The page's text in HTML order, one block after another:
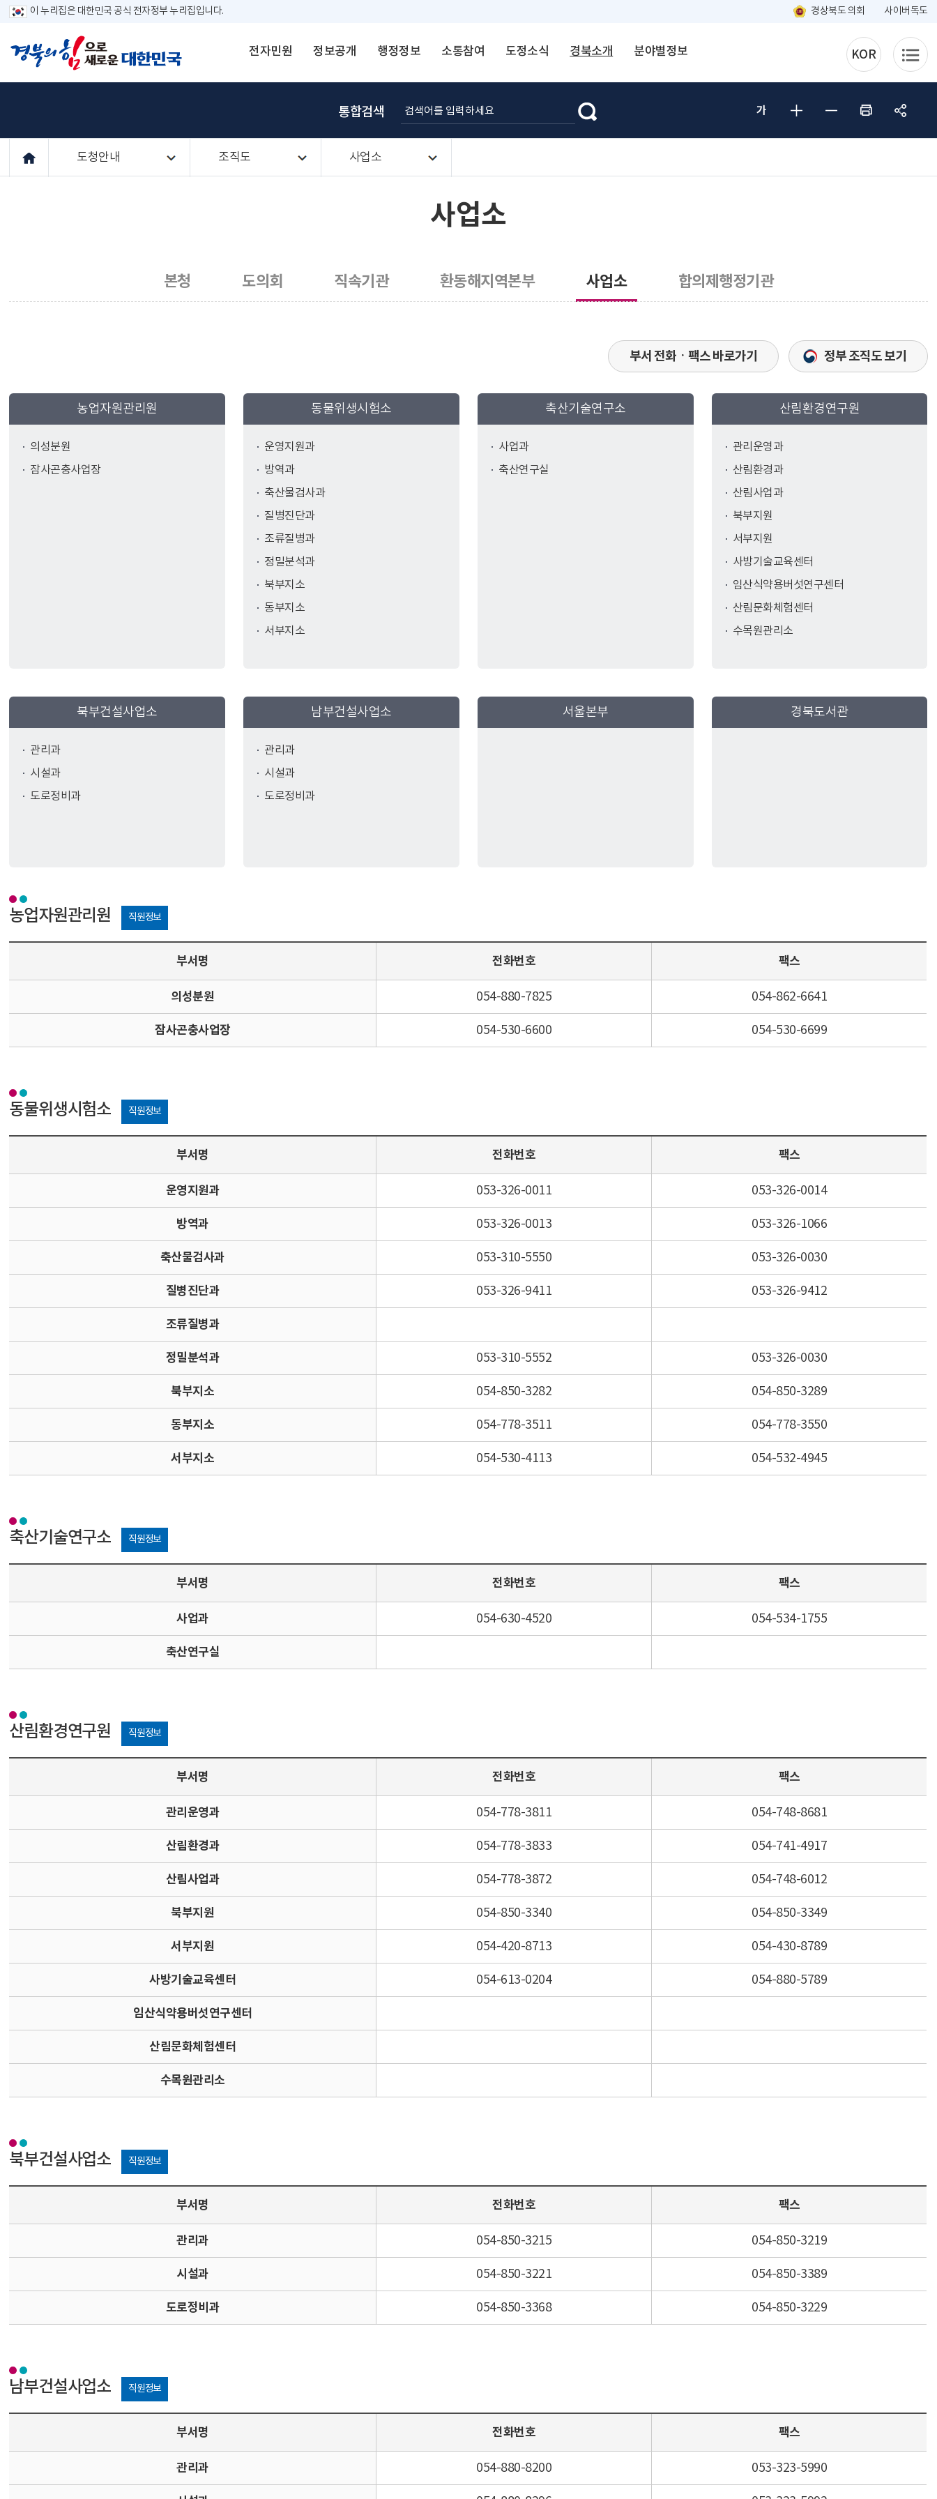
이 누리집은 대한민국 공식 전자정부 누리집입니다. 경상북도 의회 사이버독도
전자민원 정보공개 행정정보 소통참여 도정소식 경북소개 분야별정보 KOR
통합검색
도청안내 조직도 사업소
사업소
본청 도의회 직속기관 환동해지역본부 사업소 합의제행정기관
부서 전화ㆍ팩스 바로가기 정부 조직도 보기
농업자원관리원
의성분원
잠사곤충사업장
동물위생시험소
운영지원과
방역과
축산물검사과
질병진단과
조류질병과
정밀분석과
북부지소
동부지소
서부지소
축산기술연구소
사업과
축산연구실
산림환경연구원
관리운영과
산림환경과
산림사업과
북부지원
서부지원
사방기술교육센터
임산식약용버섯연구센터
산림문화체험센터
수목원관리소
북부건설사업소
관리과
시설과
도로정비과
남부건설사업소
관리과
시설과
도로정비과
서울본부 경북도서관
농업자원관리원 직원정보
부서명 전화번호 팩스
의성분원 054-880-7825 054-862-6641
잠사곤충사업장 054-530-6600 054-530-6699
동물위생시험소 직원정보
부서명 전화번호 팩스
운영지원과 053-326-0011 053-326-0014
방역과 053-326-0013 053-326-1066
축산물검사과 053-310-5550 053-326-0030
질병진단과 053-326-9411 053-326-9412
조류질병과
정밀분석과 053-310-5552 053-326-0030
북부지소 054-850-3282 054-850-3289
동부지소 054-778-3511 054-778-3550
서부지소 054-530-4113 054-532-4945
축산기술연구소 직원정보
부서명 전화번호 팩스
사업과 054-630-4520 054-534-1755
축산연구실
산림환경연구원 직원정보
부서명 전화번호 팩스
관리운영과 054-778-3811 054-748-8681
산림환경과 054-778-3833 054-741-4917
산림사업과 054-778-3872 054-748-6012
북부지원 054-850-3340 054-850-3349
서부지원 054-420-8713 054-430-8789
사방기술교육센터 054-613-0204 054-880-5789
임산식약용버섯연구센터
산림문화체험센터
수목원관리소
북부건설사업소 직원정보
부서명 전화번호 팩스
관리과 054-850-3215 054-850-3219
시설과 054-850-3221 054-850-3389
도로정비과 054-850-3368 054-850-3229
남부건설사업소 직원정보
부서명 전화번호 팩스
관리과 054-880-8200 053-323-5990